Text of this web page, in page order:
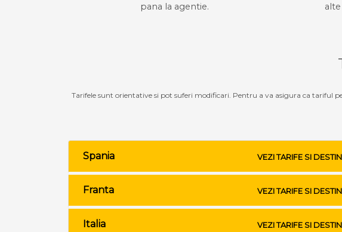
pana la agentie.
Tarifele sunt orientative si pot suferi modificari. Pentru a va asigura ca tariful
Spania VEZI TARIFE SI
Franta VEZI TARIFE SI
Italia VEZI TARIFE SI